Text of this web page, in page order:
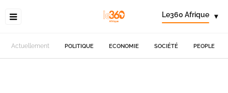
Le360 Afrique ▾
Actuellement POLITIQUE ECONOMIE SOCIÉTÉ PEOPLE